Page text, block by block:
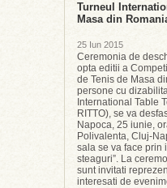
Turneul
Masa din
25 Iun 2015
Ceremonia de
opta editii a
de Tenis de Masa
persone cu
International Table
RITTO), se va
Napoca, 25 iunie,
Polivalenta, Cluj-
sala se va face prin
steaguri”. La
sunt invitati
interesati de